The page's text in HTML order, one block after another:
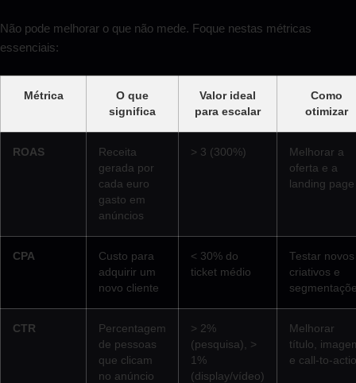
Não pode melhorar o que não mede. Foque nestas métricas
essenciais:
Métrica
O que
significa
Valor ideal
para escalar
Como
otimizar
ROAS
Receita
gerada por
cada euro
gasto em
anúncios
> 3 (300%)
Melhorar a
oferta e a
landing page
CPA
Custo para
adquirir um
novo cliente
< 30% do
ticket médio
Testar novos
criativos e
CTR
Percentagem
de pessoas
que clicam
no anúncio
> 2%
(pesquisa), >
1%
(display/vídeo)
Melhorar
título,
e call-to-